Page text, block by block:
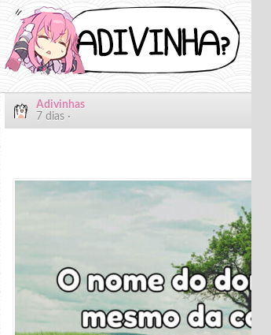
Adivinhas
7 dias ·